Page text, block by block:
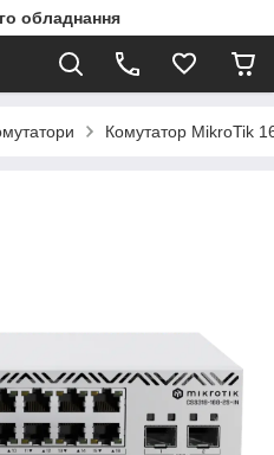
обладнання
Комутатор MikroTik